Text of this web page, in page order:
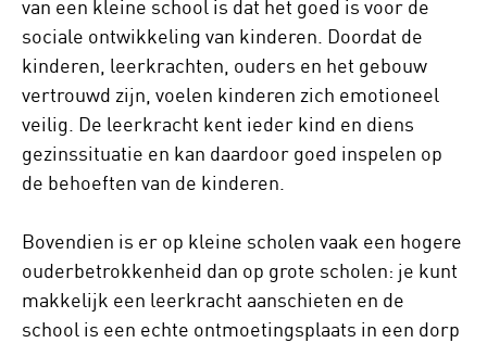
van een kleine school is dat het goed is voor de
sociale ontwikkeling van kinderen. Doordat de
kinderen, leerkrachten, ouders en het gebouw
vertrouwd zijn, voelen kinderen zich emotioneel
veilig. De leerkracht kent ieder kind en diens
gezinssituatie en kan daardoor goed inspelen op
de behoeften van de kinderen.
Bovendien is er op kleine scholen vaak een hogere
ouderbetrokkenheid dan op grote scholen: je kunt
makkelijk een leerkracht aanschieten en de
school is een echte ontmoetingsplaats in een dorp